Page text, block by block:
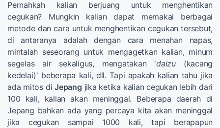
Pernahkah kalian berjuang untuk menghentikan
cegukan? Mungkin kalian dapat memakai berbagai
metode dan cara untuk menghentikan cegukan tersebut,
di antaranya adalah dengan cara menahan napas,
mintalah seseorang untuk mengagetkan kalian, minum
segelas air sekaligus, mengatakan 'daizu(kacang
kedelai)' beberapa kali, dll. Tapi apakah kalian tahu jika
ada mitos diJepang jika ketika kalian cegukan lebih dari
100 kali, kalian akan meninggal. Beberapa daerah di
Jepang bahkan ada yang percaya kita akan meninggal
jika cegukan sampai 1000 kali, tapi berapapun